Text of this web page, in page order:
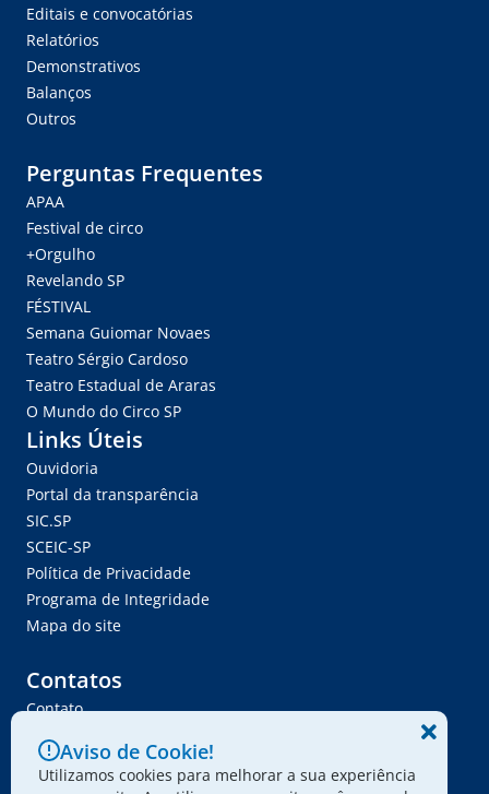
Editais e convocatórias
Relatórios
Demonstrativos
Balanços
Outros
Perguntas Frequentes
APAA
Festival de circo
+Orgulho
Revelando SP
FÉSTIVAL
Semana Guiomar Novaes
Teatro Sérgio Cardoso
Teatro Estadual de Araras
O Mundo do Circo SP
Links Úteis
Ouvidoria
Portal da transparência
SIC.SP
SCEIC-SP
Política de Privacidade
Programa de Integridade
Mapa do site
Contatos
Contato
Trabalhe Conosco
Ser Fornecedor
Envie seu projeto
Aviso de Cookie!
Utilizamos cookies para melhorar a sua experiência